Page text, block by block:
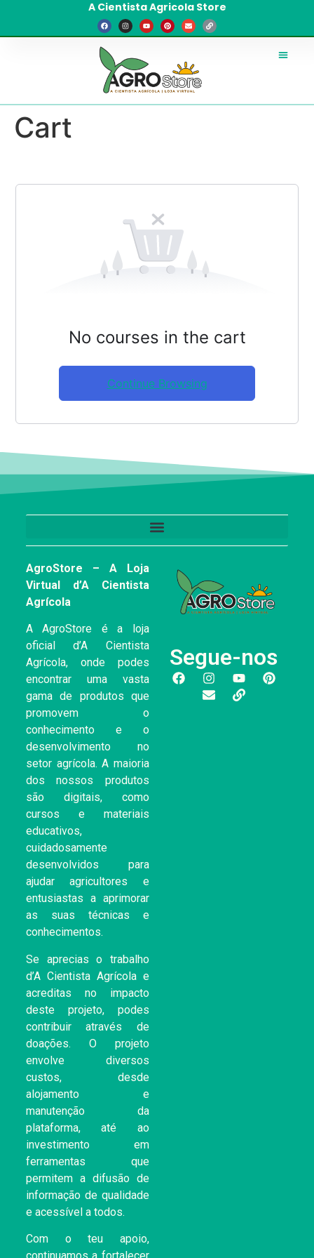
A Cientista Agricola Store
Cart
No courses in the cart
Continue Browsing
Segue-nos
AgroStore – A Loja
Virtual d’A Cientista
Agrícola
A AgroStore é a loja
oficial d’A Cientista
Agrícola, onde podes
encontrar uma vasta
gama de produtos que
promovem o
conhecimento e o
desenvolvimento no
setor agrícola. A maioria
dos nossos produtos
são digitais, como
cursos e materiais
educativos,
cuidadosamente
desenvolvidos para
ajudar agricultores e
entusiastas a aprimorar
as suas técnicas e
conhecimentos.
Se aprecias o trabalho
d’A Cientista Agrícola e
acreditas no impacto
deste projeto, podes
contribuir através de
doações. O projeto
envolve diversos
custos, desde
alojamento e
manutenção da
plataforma, até ao
investimento em
ferramentas que
permitem a difusão de
informação de qualidade
e acessível a todos.
Com o teu apoio,